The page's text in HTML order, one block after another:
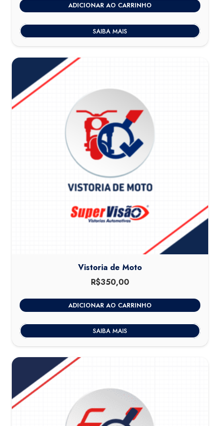
ADICIONAR AO CARRINHO
SAIBA MAIS
Vistoria de Moto
R$350,00
ADICIONAR AO CARRINHO
SAIBA MAIS